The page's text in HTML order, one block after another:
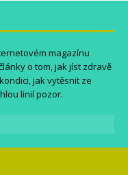
magazínu
o tom, jak jíst zdravě
jak vytěsnit ze
linií pozor.